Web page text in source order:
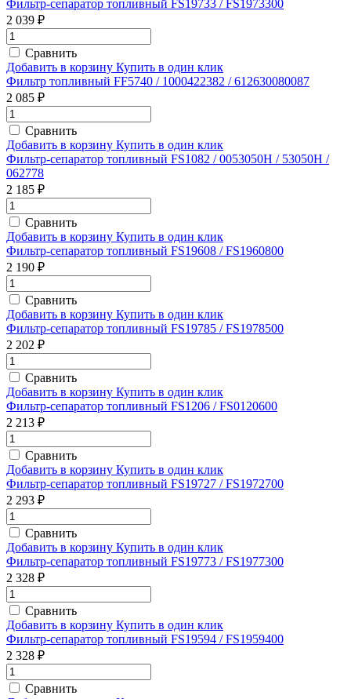
Фильтр-сепаратор топливный FS19733 / FS1973300
2 039 ₽
Сравнить
Добавить в корзину Купить в один клик
Фильтр топливный FF5740 / 1000422382 / 612630080087
2 085 ₽
Сравнить
Добавить в корзину Купить в один клик
Фильтр-сепаратор топливный FS1082 / 0053050Н / 53050H /
062778
2 185 ₽
Сравнить
Добавить в корзину Купить в один клик
Фильтр-сепаратор топливный FS19608 / FS1960800
2 190 ₽
Сравнить
Добавить в корзину Купить в один клик
Фильтр-сепаратор топливный FS19785 / FS1978500
2 202 ₽
Сравнить
Добавить в корзину Купить в один клик
Фильтр-сепаратор топливный FS1206 / FS0120600
2 213 ₽
Сравнить
Добавить в корзину Купить в один клик
Фильтр-сепаратор топливный FS19727 / FS1972700
2 293 ₽
Сравнить
Добавить в корзину Купить в один клик
Фильтр-сепаратор топливный FS19773 / FS1977300
2 328 ₽
Сравнить
Добавить в корзину Купить в один клик
Фильтр-сепаратор топливный FS19594 / FS1959400
2 328 ₽
Сравнить